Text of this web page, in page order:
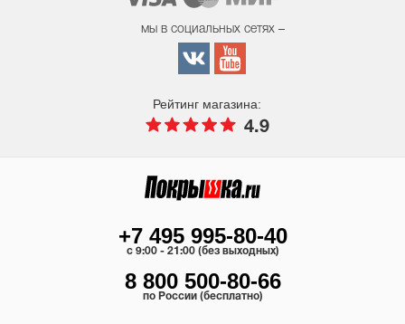
мы в социальных сетях –
Рейтинг магазина:
4.9
+7 495 995-80-40
c 9:00 - 21:00 (без выходных)
8 800 500-80-66
по России (бесплатно)